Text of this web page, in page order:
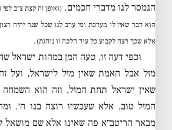
הנמסר לנו מדברי חכמים. (ואופן זה קצת צ״ב
הוא דבר שאין לו מערכת ומי ערב לנו שכל שנה יהיה
אלא שכך רצה לקבוע כל עוד הלכה זו נוהגת).
וכפי דעה זו, טעה המן במהות ישראל
מזל אבל האמת שאין מזל לישראל, ועל
שאין ישראל תחת המזל, וזה הוא
המזל טוב, אלא שעכשיו רוצה בנו ה׳.
מבאר הריטב״א פה שאינו אלא שם מושאל